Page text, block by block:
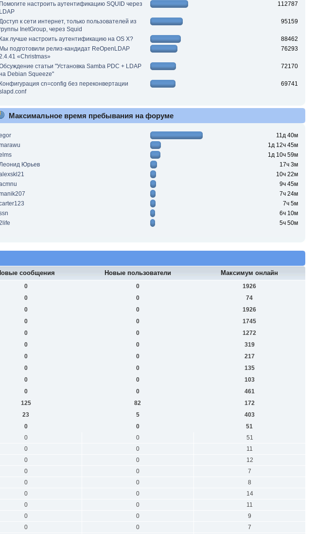
Помогите настроить аутентификацию SQUID через
LDAP
112787
к сети интернет, только пользователей из
InetGroup, через Squid
95159
Как лучше настроить аутентификацию на OS X?
88462
Мы подготовили релиз-кандидат ReOpenLDAP
«Christmas»
76293
статьи "Установка Samba PDC + LDAP
Debian Squeeze"
72170
Конфигурация cn=config без переконвертации
69741
Максимальное время пребывания на форуме
11д 40м
1д 12ч 45м
1д 10ч 59м
Юрьев
17ч 3м
10ч 22м
9ч 45м
7ч 24м
7ч 5м
6ч 10м
5ч 50м
сообщения Новые пользователи Максимум онлайн
0 0
1926
0 0
74
0 0
1926
0 0
1745
0 0
1272
0 0
319
0 0
217
0 0
135
0 0
103
0 0
461
125 82
172
23 5
403
0 0
51
0 0
51
0 0
11
0 0
12
0 0
7
0 0
8
0 0
14
0 0
11
0 0
9
0 0
7